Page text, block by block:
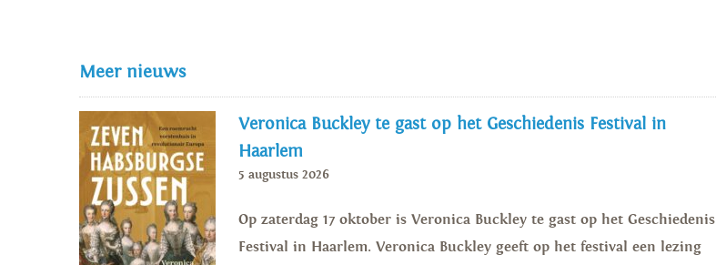
Meer nieuws
Veronica Buckley te gast op het Geschiedenis Festival in
Haarlem
5 augustus 2026
Op zaterdag 17 oktober is Veronica Buckley te gast op het Geschiedenis
Festival in Haarlem. Veronica Buckley geeft op het festival een lezing